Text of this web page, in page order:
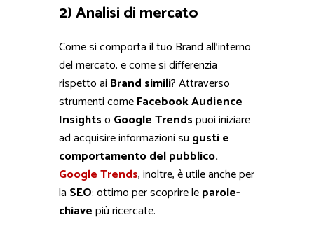
2) Analisi di mercato
Come si comporta il tuo Brand all’interno
del mercato, e come si differenzia
rispetto ai Brand simili? Attraverso
strumenti comeFacebook Audience
Insightso Google Trendspuoi iniziare
ad acquisire informazioni su gusti e
comportamento del pubblico.
Google Trends, inoltre, è utile anche per
la SEO: ottimo per scoprire leparole-
chiavepiù ricercate.